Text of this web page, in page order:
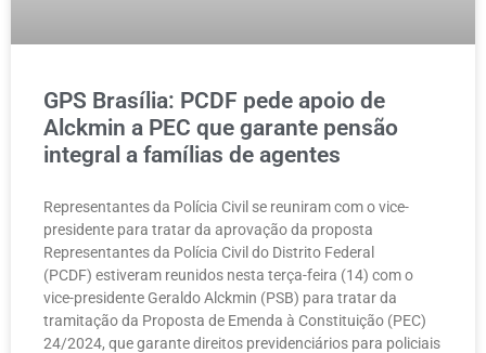
GPS Brasília: PCDF pede apoio de
Alckmin a PEC que garante pensão
integral a famílias de agentes
Representantes da Polícia Civil se reuniram com o vice-
presidente para tratar da aprovação da proposta
Representantes da Polícia Civil do Distrito Federal
(PCDF) estiveram reunidos nesta terça-feira (14) com o
vice-presidente Geraldo Alckmin (PSB) para tratar da
tramitação da Proposta de Emenda à Constituição (PEC)
24/2024, que garante direitos previdenciários para policiais